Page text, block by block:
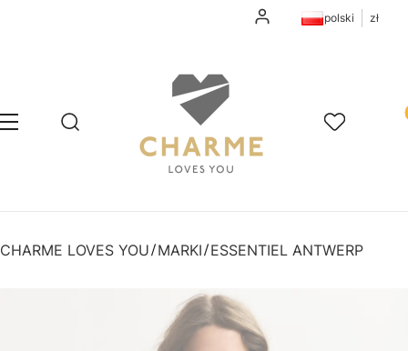
Zaloguj siępolski zł
Menu Otwórz wyszukiwarkę
Szukaj Ulubione
CHARME LOVES YOU MARKI ESSENTIEL ANTWERP